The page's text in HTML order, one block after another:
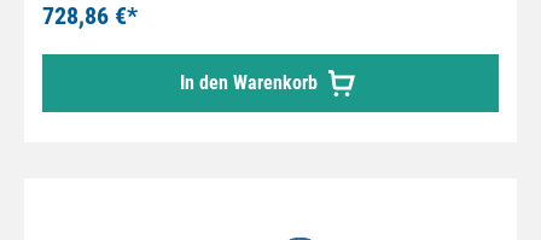
728,86 €*
In den Warenkorb